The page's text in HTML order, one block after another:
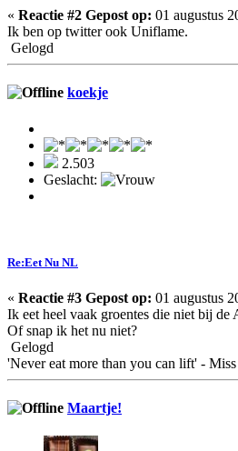
« Reactie #2 Gepost op: 01 augustus
Ik ben op twitter ook Uniflame.
Gelogd
koekje
2.503
Geslacht:
Re:Eet Nu NL
« Reactie #3 Gepost op: 01 augustus
Ik eet heel vaak groentes die niet bij
Of snap ik het nu niet?
Gelogd
'Never eat more than you can lift' -
Maartje!